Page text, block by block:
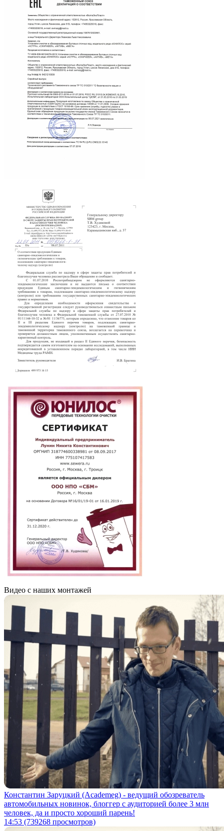
Видео с наших монтажей
Константин Заруцкий (Academeg) - ведущий обозреватель
автомобильных новинок, блоггер с аудиторией более 3 млн
человек, да и просто хороший парень!
14:53 (739268 просмотров)